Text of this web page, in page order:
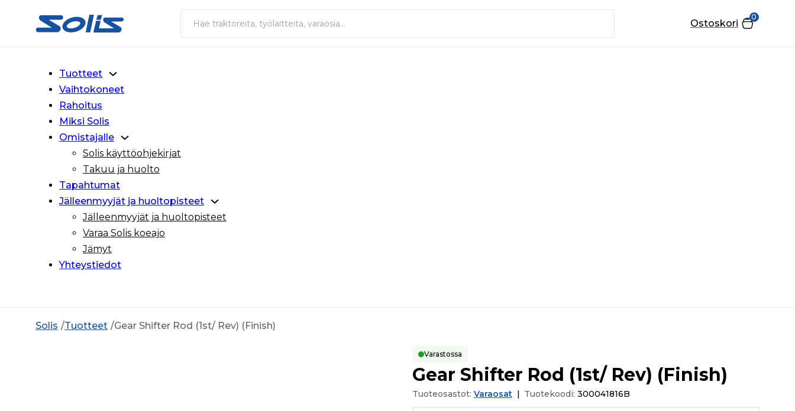
Siirry pääsisältöön
Siirry alatunnisteeseen
Haku
0
Ostoskori
Tuotteet
Vaihtokoneet
Rahoitus
Miksi Solis
Omistajalle
Solis käyttöohjekirjat
Takuu ja huolto
Tapahtumat
Jälleenmyyjät ja huoltopisteet
Jälleenmyyjät ja huoltopisteet
Varaa Solis koeajo
Jämyt
Yhteystiedot
Solis Tuotteet Gear Shifter Rod (1st/ Rev) (Finish)
Varastossa
Gear Shifter Rod (1st/ Rev) (Finish)
Tuoteosastot: Varaosat | Tuotekoodi: 300041816B